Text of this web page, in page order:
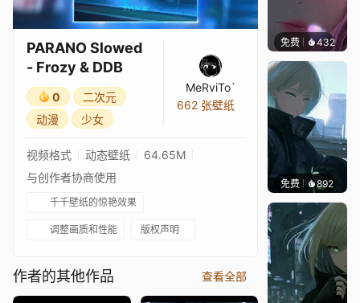
PARANO Slowed
- Frozy & DDB
0
二次元
动漫
少女
MeRviTo`
662 张壁纸
视频格式 动态壁纸
64.65M
与创作者协商使用
千千壁纸的惊艳效果
调整画质和性能 版权声明
作者的其他作品 查看全部
免费 432辰东
免费 892辰东